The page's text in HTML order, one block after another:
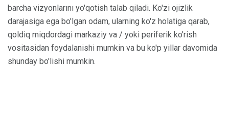
barcha vizyonlarını yo'qotish talab qiladi. Ko'zi ojizlik
darajasiga ega bo'lgan odam, ularning ko'z holatiga qarab,
qoldiq miqdordagi markaziy va / yoki periferik ko'rish
vositasidan foydalanishi mumkin va bu ko'p yillar davomida
shunday bo'lishi mumkin.